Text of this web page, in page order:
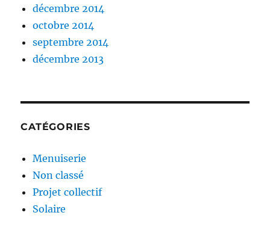
décembre 2014
octobre 2014
septembre 2014
décembre 2013
CATÉGORIES
Menuiserie
Non classé
Projet collectif
Solaire